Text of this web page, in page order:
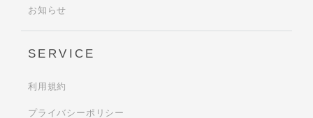
お知らせ
SERVICE
利用規約
プライバシーポリシー